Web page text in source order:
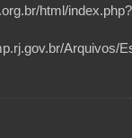
html/
Arquivos/